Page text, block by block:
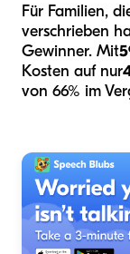
Für Familien,
verschrieben
Gewinner. Mit
Kosten auf nur
von 66% im